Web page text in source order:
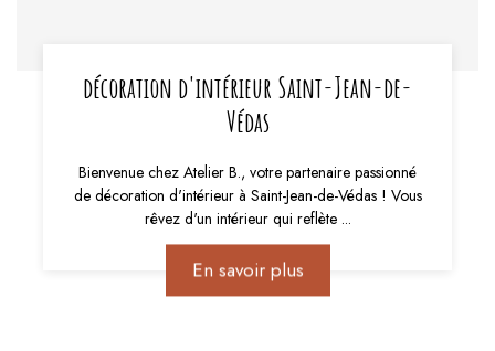
décoration d'intérieur Saint-Jean-de-
Védas
Bienvenue chez Atelier B., votre partenaire passionné
de décoration d'intérieur à Saint-Jean-de-Védas ! Vous
rêvez d'un intérieur qui reflète ...
En savoir plus